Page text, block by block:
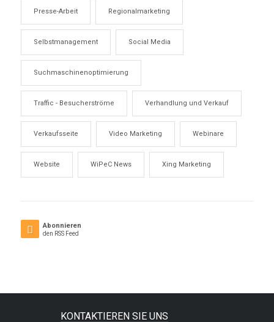
Presse-Arbeit Regionalmarketing
Selbstmanagement Social Media
Suchmaschinenoptimierung
Traffic - Besucherströme Verhandlung und Verkauf
Verkaufsseite Video Marketing Webinare
Website WiPeC News Xing Marketing
Abonnieren
den RSS Feed
KONTAKTIEREN SIE UNS